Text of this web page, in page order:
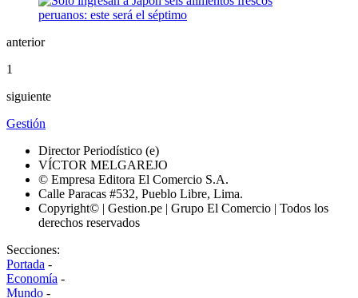
anterior
1
siguiente
Gestión
Director Periodístico (e)
VÍCTOR MELGAREJO
© Empresa Editora El Comercio S.A.
Calle Paracas #532, Pueblo Libre, Lima.
Copyright© | Gestion.pe | Grupo El Comercio | Todos los
derechos reservados
Secciones:
Portada -
Economía -
Mundo -